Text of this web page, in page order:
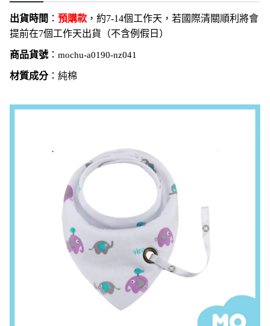
出貨時間 ： 預購款 ，約7-14個工作天，若國際清關順利將會
提前在7個工作天出貨（不含例假日）
商品貨號： mochu-a0190-nz041
材質成分： 純棉